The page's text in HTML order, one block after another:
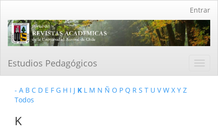
Contenido
principal
Barra
Entrar
Estudios Pedagógicos
- A B C D E F G H I J K L M N Ñ O P Q R S T U V W X Y Z
Todos
K